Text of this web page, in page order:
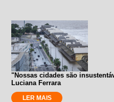
"Nossas cidades são
Luciana Ferrara
LER MAIS